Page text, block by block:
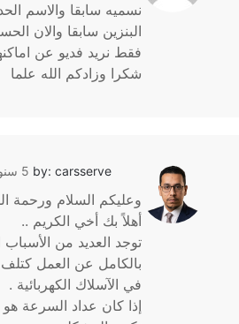
نسميه سابقا والاسم
البنزين سابقا والان
فقط نريد فديو عن
شكرا وزادكم الله علما
by: carsserve 5 سنوات ago
وعليكم السلام ورحمة
أهلاً بك أخي الكريم ..
توجد العديد من الأسباب
بالكامل عن العمل
في الآسلاك الكهربائية .
إذا كان عداد السرعة